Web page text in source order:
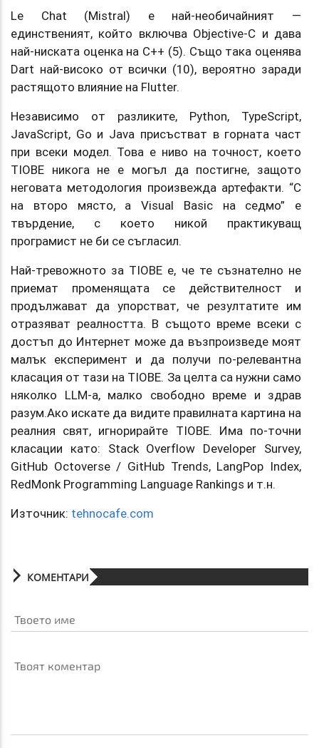
Le Chat (Mistral) е най-необичайният —
единственият, който включва Objective-C и дава
най-ниската оценка на C++ (5). Също така оценява
Dart най-високо от всички (10), вероятно заради
растящото влияние на Flutter.
Независимо от разликите, Python, TypeScript,
JavaScript, Go и Java присъстват в горната част
при всеки модел. Това е ниво на точност, което
TIOBE никога не е могъл да постигне, защото
неговата методология произвежда артефакти. “C
на второ място, а Visual Basic на седмо” е
твърдение, с което никой практикуващ
програмист не би се съгласил.
Най-тревожното за TIOBE е, че те съзнателно не
приемат променящата се действителност и
продължават да упорстват, че резултатите им
отразяват реалността. В същото време всеки с
достъп до Интернет може да възпроизведе моят
малък експеримент и да получи по-релевантна
класация от тази на TIOBE. За целта са нужни само
няколко LLM-а, малко свободно време и здрав
разум.Ако искате да видите правилната картина на
реалния свят, игнорирайте TIOBE. Има по-точни
класации като: Stack Overflow Developer Survey,
GitHub Octoverse / GitHub Trends, LangPop Index,
RedMonk Programming Language Rankings и т.н.
Източник: tehnocafe.com
КОМЕНТАРИ
Твоето име
Твоят коментар